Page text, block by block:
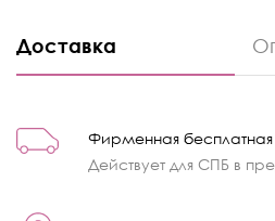
Доставка
Фирменная бесплатная
Действует для СПБ в